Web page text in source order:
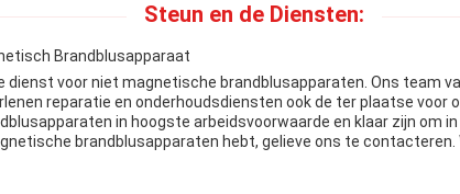
Steun en de Diensten:
Brandblusapparaat
voor niet magnetische brandblusapparaten. Ons team
reparatie en onderhoudsdiensten ook de ter plaatse voor
in hoogste arbeidsvoorwaarde en klaar zijn om
brandblusapparaten hebt, gelieve ons te